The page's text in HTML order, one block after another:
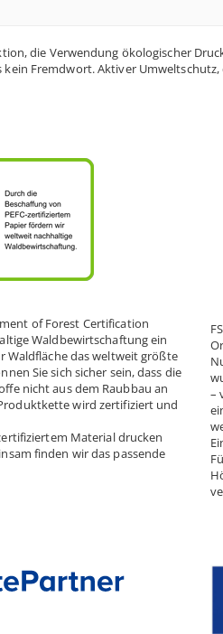
die Verwendung ökologischer
Fremdwort. Aktiver
of Forest Certification
Waldbewirtschaftung ein
Waldfläche das weltweit größte
Sie sich sicher sein, dass die
nicht aus dem Raubbau an
wird zertifiziert und
Material drucken
finden wir das passende
–